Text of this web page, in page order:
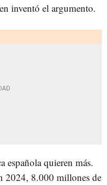
inventó el argumento.
española quieren más.
2024, 8.000 millones de